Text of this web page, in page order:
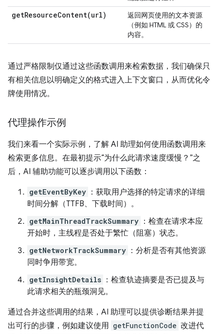
getResourceContent(url)
返回网页使用的文本资源
（例如 HTML 或 CSS）的
内容。
通过严格限制仅通过这些函数调用来检索数据，我们确保只
有相关信息以明确定义的格式进入上下文窗口，从而优化令
牌使用情况。
代理操作示例
我们来看一个实际示例，了解 AI 助理如何使用函数调用来
检索更多信息。在最初提示“为什么此请求速度缓慢？”之
后，AI 辅助功能可以逐步调用以下函数：
getEventByKey ：获取用户选择的特定请求的详细
时间分解（TTFB、下载时间）。
getMainThreadTrackSummary ：检查在请求本应
开始时，主线程是否处于繁忙（阻塞）状态。
getNetworkTrackSummary ：分析是否有其他资源
同时争用带宽。
getInsightDetails ：检查轨迹摘要是否已提及与
此请求相关的瓶颈洞见。
通过合并这些调用的结果，AI 助理可以提供诊断结果并提
出可行的步骤，例如建议使用 getFunctionCode 改进代